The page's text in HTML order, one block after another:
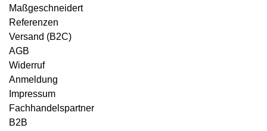
Maßgeschneidert
Referenzen
Versand (B2C)
AGB
Widerruf
Anmeldung
Impressum
Fachhandelspartner
B2B